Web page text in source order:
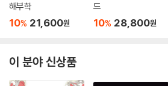
해부학
10% 21,600원
드
10% 28,800원
이 분야 신상품